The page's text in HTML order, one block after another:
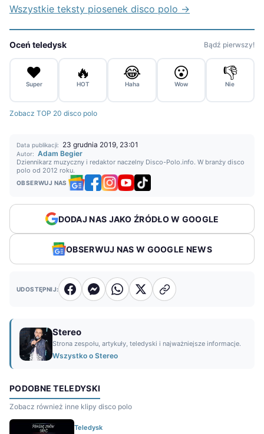
Wszystkie teksty piosenek disco polo →
Oceń teledysk Bądź pierwszy!
❤️
Super
🔥
HOT
😂
Haha
😮
Wow
👎
Nie
Zobacz TOP 20 disco polo
Data publikacji: 23 grudnia 2019, 23:01
Autor: Adam Begier
Dziennikarz muzyczny i redaktor naczelny Disco-Polo.info. W branży disco
polo od 2012 roku.
OBSERWUJ NAS
DODAJ NAS JAKO ŹRÓDŁO W GOOGLE
OBSERWUJ NAS W GOOGLE NEWS
UDOSTĘPNIJ:
Stereo
Strona zespołu, artykuły, teledyski i najważniejsze informacje.
Wszystko o Stereo
PODOBNE TELEDYSKI
Zobacz również inne klipy disco polo
Teledysk